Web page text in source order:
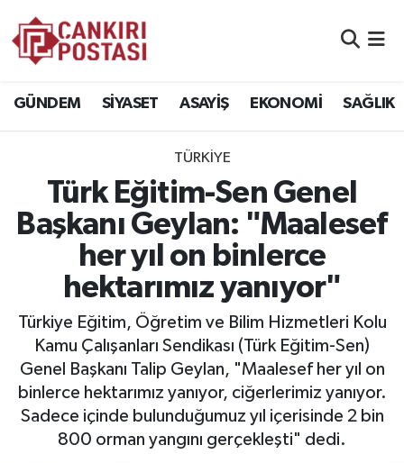
GÜNDEM SİYASET ASAYİŞ EKONOMİ SAĞLIK
TÜRKİYE
Türk Eğitim-Sen Genel
Başkanı Geylan: "Maalesef
her yıl on binlerce
hektarımız yanıyor"
Türkiye Eğitim, Öğretim ve Bilim Hizmetleri Kolu
Kamu Çalışanları Sendikası (Türk Eğitim-Sen)
Genel Başkanı Talip Geylan, "Maalesef her yıl on
binlerce hektarımız yanıyor, ciğerlerimiz yanıyor.
Sadece içinde bulunduğumuz yıl içerisinde 2 bin
800 orman yangını gerçekleşti" dedi.
EKONOMİ
SAĞLIK
SPOR
EĞİTİM
YAŞAM
ÇEVRE
Trafik Durumu
Süper Lig Puan Durumu ve Fikstür
Tüm Manşetler
Son Dakika Haberleri
Haber Arşivi